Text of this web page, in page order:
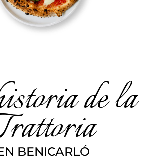
de la
BENICARLÓ